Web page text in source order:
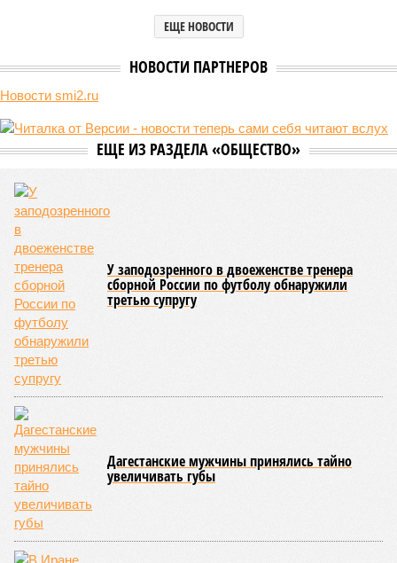
Природа постоянно вступает в противоречие с нами. Ведь пока
она стремится всё на планете держать в балансе, человечество
не особенно церемонится с окружающей средой. Самые
ждут нас со дня на день и чем грозят?
последствия очередного апокалипсиса, искусственно
вызванного группой биологов, называется «Конец всей
этой мерзости». В реальной жизни участия пытливых
исследователей в организации конца света может не
понадобиться: природа сама разберётся, как и где
уменьшить масштабы человеческой популяции.
(фото: en.wikipedia.org)
Да, наша любимая маленькая планета может быть
единственной, где в пределах Солнечной системы есть
полноценная жизнь, но Земля также регулярно пытается
эту жизнь уничтожить. Так уж вышло, что внутренние
процессы на планете включают в себя всевозможные
геологические, метеорологические и физические явления,
которые для человека довольно опасны. Или попросту
смертельны. И вот несколько тому примеров.
Все стихии сразу